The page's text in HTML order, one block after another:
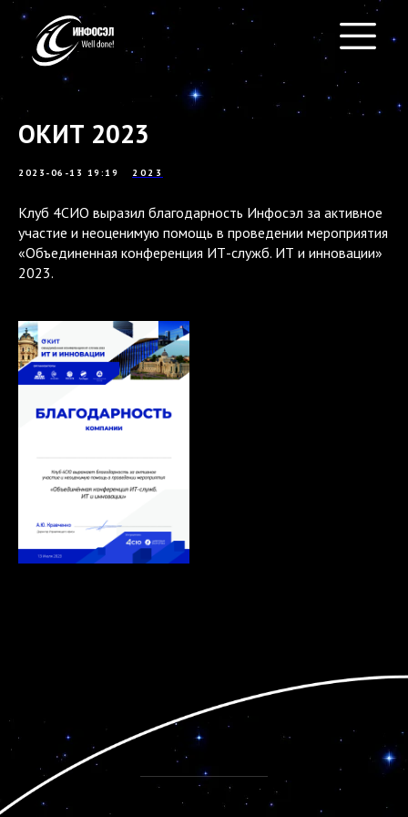
ОКИТ 2023
2023-06-13 19:19 2023
Клуб 4СИО выразил благодарность Инфосэл за активное
участие и неоценимую помощь в проведении мероприятия
«Объединенная конференция ИТ-служб. ИТ и инновации»
2023.